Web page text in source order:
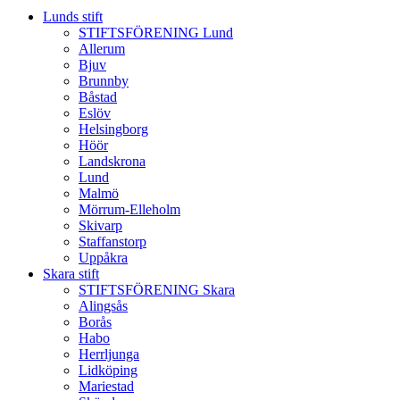
Lunds stift
STIFTSFÖRENING Lund
Allerum
Bjuv
Brunnby
Båstad
Eslöv
Helsingborg
Höör
Landskrona
Lund
Malmö
Mörrum-Elleholm
Skivarp
Staffanstorp
Uppåkra
Skara stift
STIFTSFÖRENING Skara
Alingsås
Borås
Habo
Herrljunga
Lidköping
Mariestad